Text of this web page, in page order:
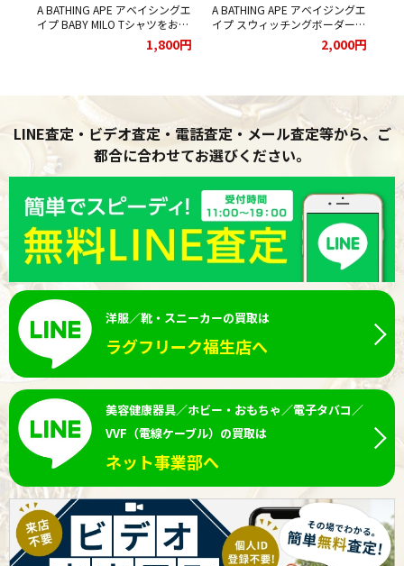
A BATHING APE アベイシングエ
イプ BABY MILO Tシャツをお買
取りさせていただきました。
1,800円
A BATHING APE アベイジングエ
イプ スウィッチングボーダー
スウェットロングティー グレー
をお買取りさせて頂きました★
2,000円
LINE査定・ビデオ査定・電話査定・メール査定等から、ご
都合に合わせてお選びください。
洋服／靴・スニーカーの買取は
ラグフリーク福生店へ
美容健康器具／ホビー・おもちゃ／電子タバコ／
VVF（電線ケーブル）の買取は
ネット事業部へ